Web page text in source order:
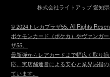
株式会社ライトアップ 愛知
© 2024トレカプラザ55. All Rights
ポケモンカード（ポケカ）やヴァンガ
ザ55。
最新弾からレアカードまで幅広く取り
応。実店舗運営による安心と業界屈指
ています。